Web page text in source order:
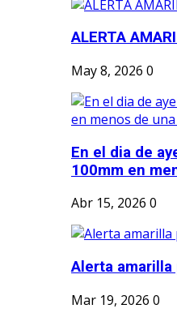
ALERTA
May 8, 2026 0
En el dia de
100mm en
Abr 15, 2026 0
Alerta
Mar 19, 2026 0